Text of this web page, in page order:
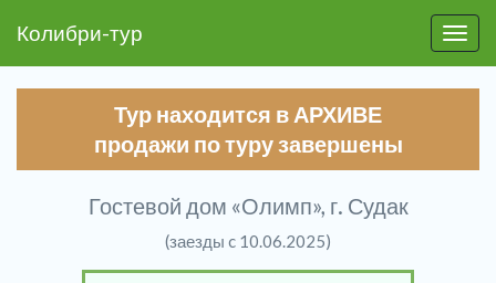
Колибри-тур
Тур находится в АРХИВЕ
продажи по туру завершены
Гостевой дом «Олимп», г. Судак
(заезды c 10.06.2025)